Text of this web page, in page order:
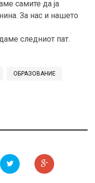
самите да ја
За нас и нашето
следниот пат.
ОБРАЗОВАНИЕ